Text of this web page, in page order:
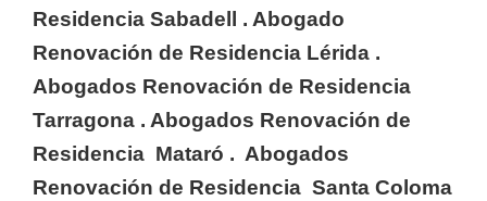
Residencia Sabadell
. Abogado
Renovación de ResidenciaLérida.
Abogados Renovación de Residencia
Tarragona. Abogados Renovación de
Residencia Mataró . Abogados
Renovación de Residencia Santa Coloma